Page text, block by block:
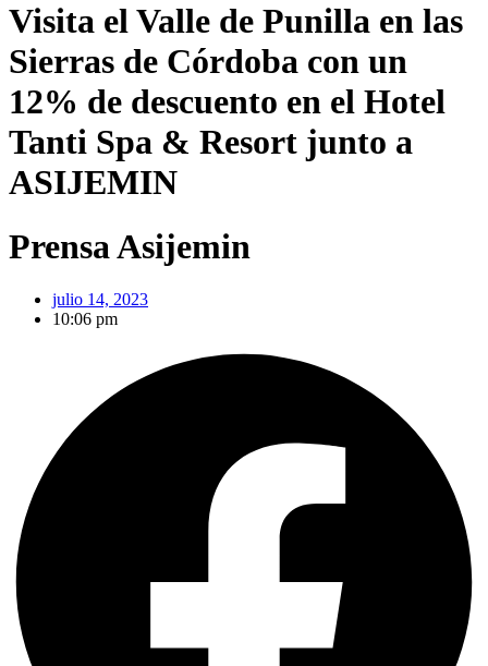
Visita el Valle de Punilla en las
Sierras de Córdoba con un
12% de descuento en el Hotel
Tanti Spa & Resort junto a
ASIJEMIN
Prensa Asijemin
julio 14, 2023
10:06 pm